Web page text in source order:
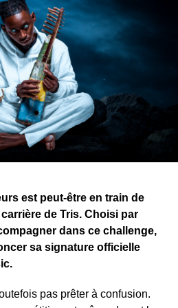
dessinée peut se résumer
pas la force qui change une
transforme les générations. »
l’œuvre : les armes
que les histoires, la musique
démontre que son talent
Alors que le premier tome
Email
>>
est peut-être en train de
de Tris. Choisi par
dans ce challenge,
sa signature officielle
pas prêter à confusion.